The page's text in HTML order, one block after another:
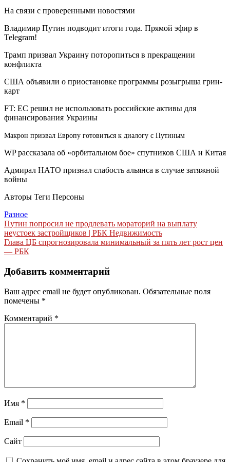
На связи с проверенными новостями
Владимир Путин подводит итоги года. Прямой эфир в
Telegram!
Трамп призвал Украину поторопиться в прекращении
конфликта
США объявили о приостановке программы розыгрыша грин-
карт
FT: ЕС решил не использовать российские активы для
финансирования Украины
Макрон призвал Европу готовиться к диалогу с Путиным
WP рассказала об «орбитальном бое» спутников США и Китая
Адмирал НАТО признал слабость альянса в случае затяжной
войны
Авторы Теги Персоны
Разное
Навигация
по
записям
Путин попросил не продлевать мораторий на выплату
неустоек застройщиков | РБК Недвижимость
Глава ЦБ спрогнозировала минимальный за пять лет рост цен
— РБК
Добавить комментарий
Ваш адрес email не будет опубликован. Обязательные поля
помечены *
Комментарий *
Имя *
Email *
Сайт